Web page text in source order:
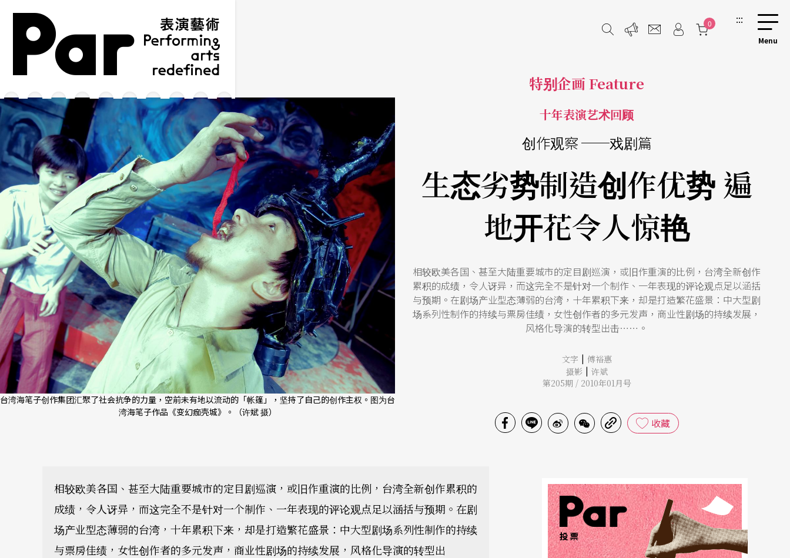
跳到主要内容区块
网站导览
0 :::
台湾海笔子创作集团汇聚了社会抗争的力量，空前未有地以流动的「帐篷」，坚持了自己的创作主权。图为台
湾海笔子作品《变幻痂壳城》。（许斌 摄）
特别企画 Feature
十年表演艺术回顾
创作观察 ──戏剧篇
生态劣势制造创作优势 遍
地开花令人惊艳
相较欧美各国、甚至大陆重要城市的定目剧巡演，或旧作重演的比例，台湾全新创作
累积的成绩，令人讶异，而这完全不是针对一个制作、一年表现的评论观点足以涵括
与预期。在剧场产业型态薄弱的台湾，十年累积下来，却是打造繁花盛景：中大型剧
场系列性制作的持续与票房佳绩，女性创作者的多元发声，商业性剧场的持续发展，
风格化导演的转型出击……。
文字 | 傅裕惠
摄影 | 许斌
第205期 / 2010年01月号
收藏
相较欧美各国、甚至大陆重要城市的定目剧巡演，或旧作重演的比例，台湾全新创作累积的
成绩，令人讶异，而这完全不是针对一个制作、一年表现的评论观点足以涵括与预期。在剧
场产业型态薄弱的台湾，十年累积下来，却是打造繁花盛景：中大型剧场系列性制作的持续
与票房佳绩，女性创作者的多元发声，商业性剧场的持续发展，风格化导演的转型出
投票